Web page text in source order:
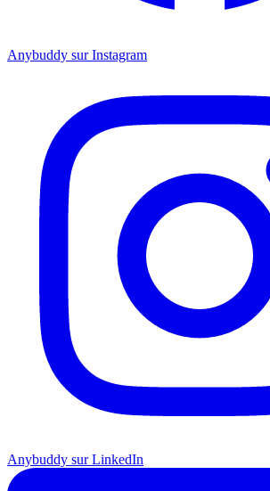
Anybuddy sur Instagram
Anybuddy sur LinkedIn